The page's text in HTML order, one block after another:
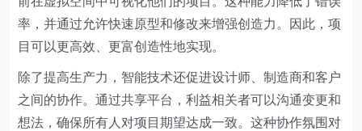
率，并通过允许快速原型和修改来增强创造力。因此，项
目可以更高效、更富创造性地实现。
除了提高生产力，智能技术还促进设计师、制造商和客户
之间的协作。通过共享平台，利益相关者可以沟通变更和
想法，确保所有人对项目期望达成一致。这种协作氛围对